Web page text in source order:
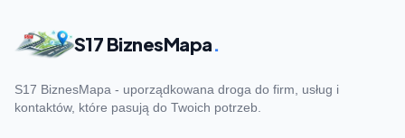
S17 BiznesMapa.
S17 BiznesMapa - uporządkowana droga do firm, usług i
kontaktów, które pasują do Twoich potrzeb.